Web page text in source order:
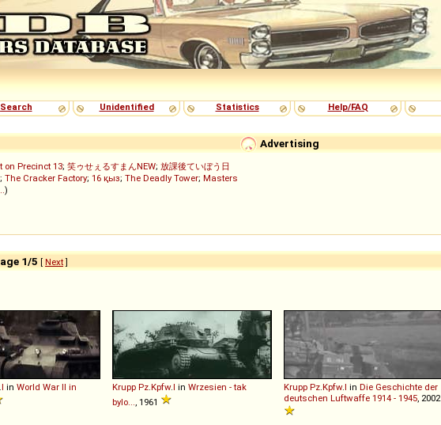
Search
Unidentified Statistics Help/FAQ
Advertising
on Precinct 13; 笑ゥせぇるすまんNEW; 放課後ていぼう日
; The Cracker Factory; 16 қыз; The Deadly Tower; Masters
)
1/5 [ Next]
I in World War II in
Krupp Pz Kpfw.I in Wrzesien - tak
bylo...
, 1961
Krupp Pz Kpfw.I in Die Geschichte der
deutschen Luftwaffe 1914 - 1945 , 2002